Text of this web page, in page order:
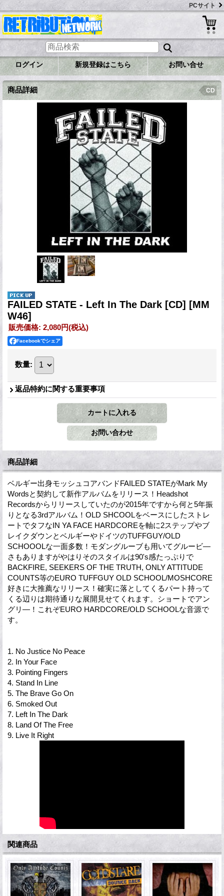
PCサイト
ログイン 新規登録はこちら お問い合せ
商品詳細 CD
FAILED STATE - Left In The Dark [CD] [MM
W46]
販売価格: 2,080円(税込)
Facebookでシェア
数量:
返品特約に関する重要事項
商品詳細
ベルギー出身モッシュコアバンドFAILED STATEがMark My
Wordsと契約して新作アルバムをリリース！Headshot
Recordsからリリースしていたのが2015年ですから何と5年振
りとなる3rdアルバム！OLD SHCOOLをベースにしたストレ
ートでタフなIN YA FACE HARDCOREを軸に2ステップやブ
レイクダウンとベルギーやドイツのTUFFGUY/OLD
SCHOOOLな一面多数！モダングルーブも用いてグルービ―
さもありますがやはりそのスタイルは90's感たっぷりで
BACKFIRE, SEEKERS OF THE TRUTH, ONLY ATTITUDE
COUNTS等のEURO TUFFGUY OLD SCHOOL/MOSHCORE
好きに大推薦なリリース！確実に落としてくるパート持って
くる辺りは期待通りな展開見せてくれます。ショートでアン
グリ―！これぞEURO HARDCORE/OLD SCHOOLな音源で
す。
1. No Justice No Peace
2. In Your Face
3. Pointing Fingers
4. Stand In Line
5. The Brave Go On
6. Smoked Out
7. Left In The Dark
8. Land Of The Free
9. Live It Right
関連商品